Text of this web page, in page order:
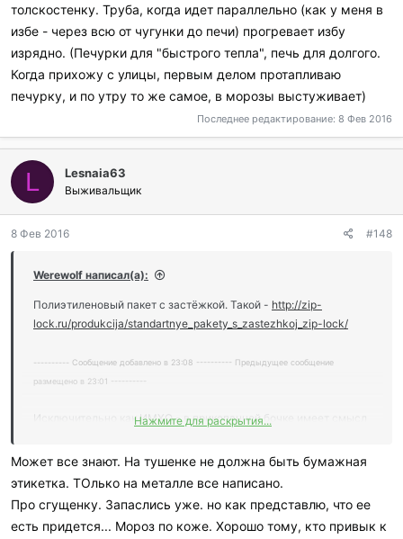
толскостенку. Труба, когда идет параллельно (как у меня в
избе - через всю от чугунки до печи) прогревает избу
изрядно. (Печурки для "быстрого тепла", печь для долгого.
Когда прихожу с улицы, первым делом протапливаю
печурку, и по утру то же самое, в морозы выстуживает)
Последнее редактирование: 8 Фев 2016
L Lesnaia63
Выживальщик
8 Фев 2016 #148
Werewolf написал(а):
Полиэтиленовый пакет с застёжкой. Такой - http://zip-
lock.ru/produkcija/standartnye_pakety_s_zastezhkoj_zip-lock/
---------- Сообщение добавлено в 23:08 ---------- Предыдущее сообщение
размещено в 23:01 ----------
Исключительно как ИМХО - в прикопанной бочке имеет смысл
Закупайте хорошую, опробованную лично ГОСТовскую
тушёнку, ни в коем случае не покупайте всякие там тушёные
Только ГОСТ/ДСТУ.
К запасам тушёнки можно и нужно добавить сгущёнку.
Нажмите для раскрытия...
Может все знают. На тушенке не должна быть бумажная
этикетка. ТОлько на металле все написано.
Про сгущенку. Запаслись уже. но как представлю, что ее
есть придется... Мороз по коже. Хорошо тому, кто привык к